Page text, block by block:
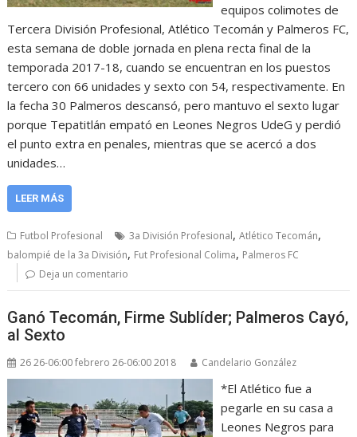
equipos colimotes de
Tercera División Profesional, Atlético Tecomán y Palmeros FC,
esta semana de doble jornada en plena recta final de la
temporada 2017-18, cuando se encuentran en los puestos
tercero con 66 unidades y sexto con 54, respectivamente. En
la fecha 30 Palmeros descansó, pero mantuvo el sexto lugar
porque Tepatitlán empató en Leones Negros UdeG y perdió
el punto extra en penales, mientras que se acercó a dos
unidades…
LEER MÁS
Futbol Profesional 3a División Profesional,Atlético Tecomán,
balompié de la 3a División, Fut Profesional Colima, Palmeros FC
Deja un comentario
Ganó Tecomán, Firme Sublíder; Palmeros Cayó,
al Sexto
26 26-06:00 febrero 26-06:00 2018 Candelario González
*El Atlético fue a
pegarle en su casa a
Leones Negros para